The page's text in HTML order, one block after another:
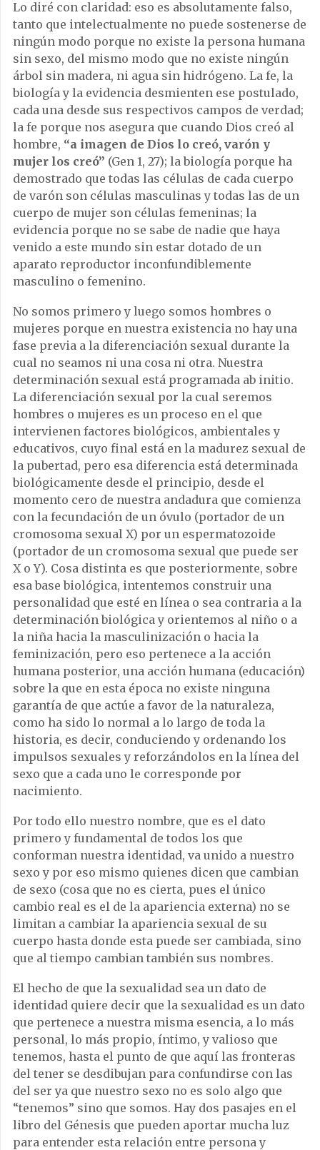
Lo diré con claridad: eso es absolutamente falso,
tanto que intelectualmente no puede sostenerse de
ningún modo porque no existe la persona humana
sin sexo, del mismo modo que no existe ningún
árbol sin madera, ni agua sin hidrógeno. La fe, la
biología y la evidencia desmienten ese postulado,
cada una desde sus respectivos campos de verdad;
la fe porque nos asegura que cuando Dios creó al
hombre, “a imagen de Dios lo creó, varón y
mujer los creó” (Gen 1, 27); la biología porque ha
demostrado que todas las células de cada cuerpo
de varón son células masculinas y todas las de un
cuerpo de mujer son células femeninas; la
evidencia porque no se sabe de nadie que haya
venido a este mundo sin estar dotado de un
aparato reproductor inconfundiblemente
masculino o femenino.
No somos primero y luego somos hombres o
mujeres porque en nuestra existencia no hay una
fase previa a la diferenciación sexual durante la
cual no seamos ni una cosa ni otra. Nuestra
determinación sexual está programada ab initio.
La diferenciación sexual por la cual seremos
hombres o mujeres es un proceso en el que
intervienen factores biológicos, ambientales y
educativos, cuyo final está en la madurez sexual de
la pubertad, pero esa diferencia está determinada
biológicamente desde el principio, desde el
momento cero de nuestra andadura que comienza
con la fecundación de un óvulo (portador de un
cromosoma sexual X) por un espermatozoide
(portador de un cromosoma sexual que puede ser
X o Y). Cosa distinta es que posteriormente, sobre
esa base biológica, intentemos construir una
personalidad que esté en línea o sea contraria a la
determinación biológica y orientemos al niño o a
la niña hacia la masculinización o hacia la
feminización, pero eso pertenece a la acción
humana posterior, una acción humana (educación)
sobre la que en esta época no existe ninguna
garantía de que actúe a favor de la naturaleza,
como ha sido lo normal a lo largo de toda la
historia, es decir, conduciendo y ordenando los
impulsos sexuales y reforzándolos en la línea del
sexo que a cada uno le corresponde por
nacimiento.
Por todo ello nuestro nombre, que es el dato
primero y fundamental de todos los que
conforman nuestra identidad, va unido a nuestro
sexo y por eso mismo quienes dicen que cambian
de sexo (cosa que no es cierta, pues el único
cambio real es el de la apariencia externa) no se
limitan a cambiar la apariencia sexual de su
cuerpo hasta donde esta puede ser cambiada, sino
que al tiempo cambian también sus nombres.
El hecho de que la sexualidad sea un dato de
identidad quiere decir que la sexualidad es un dato
que pertenece a nuestra misma esencia, a lo más
personal, lo más propio, íntimo, y valioso que
tenemos, hasta el punto de que aquí las fronteras
del tener se desdibujan para confundirse con las
del ser ya que nuestro sexo no es solo algo que
“tenemos” sino que somos. Hay dos pasajes en el
libro del Génesis que pueden aportar mucha luz
para entender esta relación entre persona y